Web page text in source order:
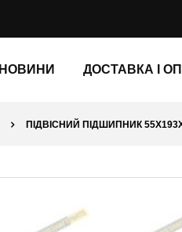
НОВИНИ ДОСТАВКА І
ПІДВІСНИЙ ПІДШИПНИК